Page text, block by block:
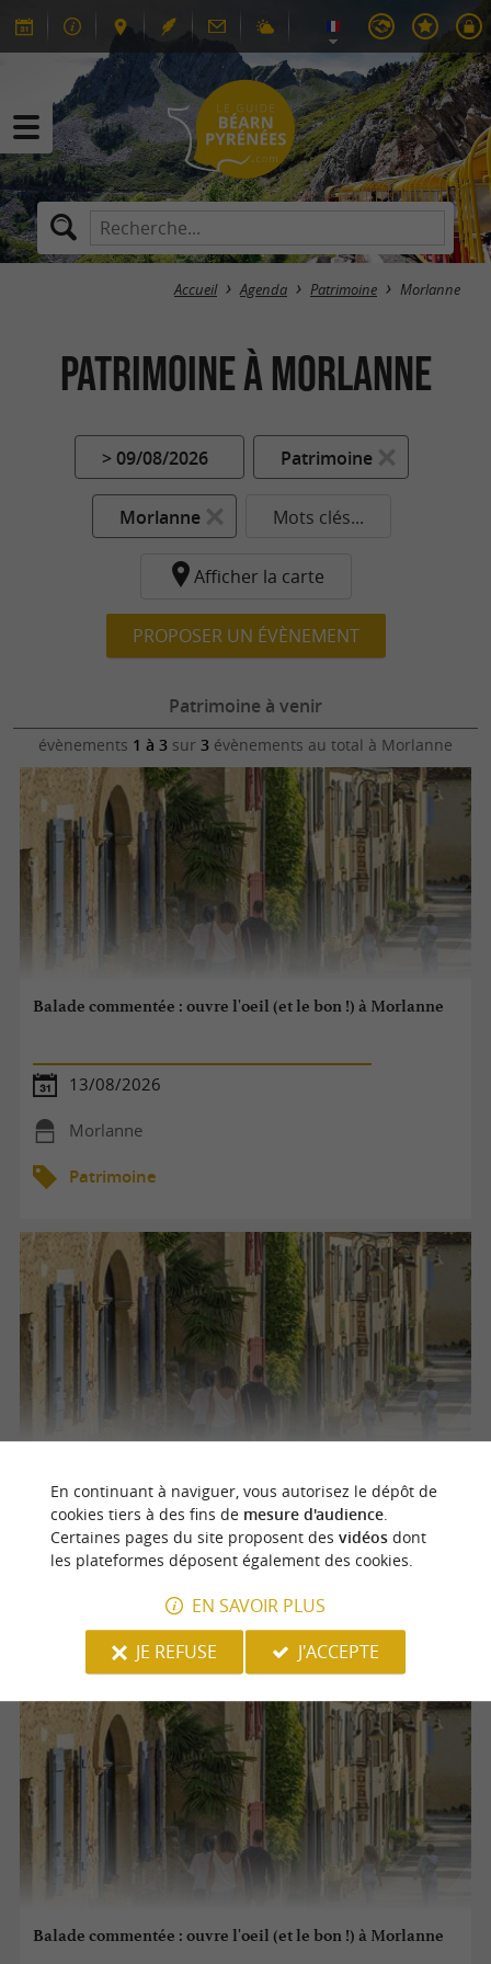
Accueil Agenda Patrimoine Morlanne
Patrimoine à Morlanne
> 09/08/2026 Patrimoine
Morlanne Mots clés...
Afficher la carte
PROPOSER UN ÉVÈNEMENT
Patrimoine à venir
évènements 1 à 3 sur 3 évènements au total à Morlanne
Balade commentée : ouvre l'oeil (et le bon !) à Morlanne
13/08/2026
Morlanne
Patrimoine
20/08/2026
Patrimoine
Balade commentée : ouvre l'oeil (et le bon !) à Morlanne
En continuant à naviguer, vous autorisez le dépôt de
cookies tiers à des fins de mesure d'audience.
Certaines pages du site proposent des vidéosdont
les plateformes déposent également des cookies.
EN SAVOIR PLUS
JE REFUSE
J'ACCEPTE